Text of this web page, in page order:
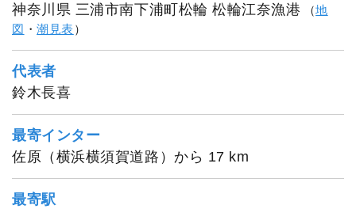
神奈川県 三浦市南下浦町松輪 松輪江奈漁港
（地
図 ・潮見表）
代表者
鈴木長喜
最寄インター
佐原（横浜横須賀道路）から 17 km
最寄駅